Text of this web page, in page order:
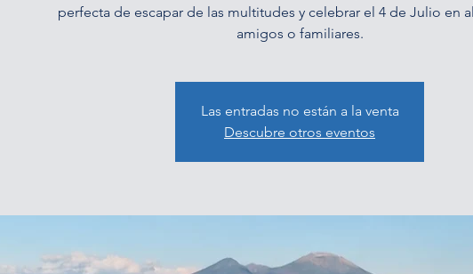
perfecta de escapar de las multitudes y celebrar el 4 de Julio en
amigos o familiares.
Las entradas no están a la venta
Descubre otros eventos